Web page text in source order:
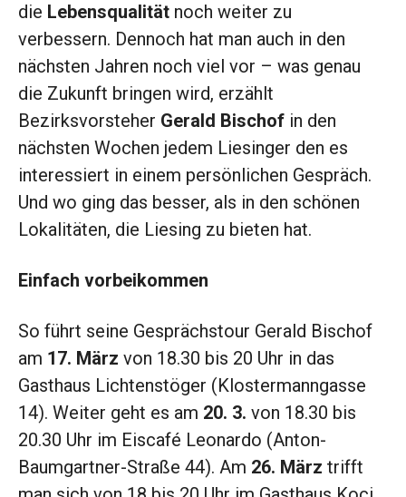
die Lebensqualität noch weiter zu
verbessern. Dennoch hat man auch in den
nächsten Jahren noch viel vor – was genau
die Zukunft bringen wird, erzählt
Bezirksvorsteher Gerald Bischof in den
nächsten Wochen jedem Liesinger den es
interessiert in einem persönlichen Gespräch.
Und wo ging das besser, als in den schönen
Lokalitäten, die Liesing zu bieten hat.
Einfach vorbeikommen
So führt seine Gesprächstour Gerald Bischof
am 17. März von 18.30 bis 20 Uhr in das
Gasthaus Lichtenstöger (Klostermanngasse
14). Weiter geht es am 20. 3. von 18.30 bis
20.30 Uhr im Eiscafé Leonardo (Anton-
Baumgartner-Straße 44). Am 26. März trifft